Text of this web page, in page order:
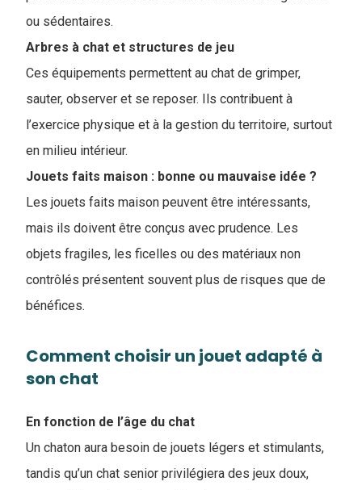
ou sédentaires.
Arbres à chat et structures de jeu
Ces équipements permettent au chat de grimper,
sauter, observer et se reposer. Ils contribuent à
l’exercice physique et à la gestion du territoire, surtout
en milieu intérieur.
Jouets faits maison : bonne ou mauvaise idée ?
Les jouets faits maison peuvent être intéressants,
mais ils doivent être conçus avec prudence. Les
objets fragiles, les ficelles ou des matériaux non
contrôlés présentent souvent plus de risques que de
bénéfices.
Comment choisir un jouet adapté à
son chat
En fonction de l’âge du chat
Un chaton aura besoin de jouets légers et stimulants,
tandis qu’un chat senior privilégiera des jeux doux,